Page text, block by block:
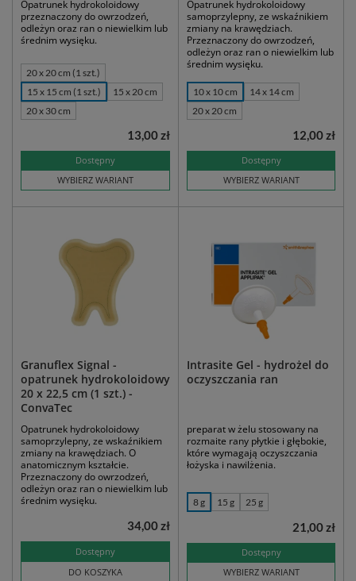
Opatrunek hydrokoloidowy
przeznaczony do owrzodzeń,
odleżyn oraz ran o niewielkim lub
średnim wysięku.
20 x 20 cm (1 szt.)
15 x 15 cm (1 szt.)
15 x 20 cm
20 x 30 cm
Dostępny
WYBIERZ WARIANT
13,00 zł
Opatrunek hydrokoloidowy
samoprzylepny, ze wskaźnikiem
zmiany na krawędziach.
Przeznaczony do owrzodzeń,
odleżyn oraz ran o niewielkim lub
średnim wysięku.
10 x 10 cm
14 x 14 cm
20 x 20 cm
Dostępny
WYBIERZ WARIANT
12,00 zł
Granuflex Signal -
opatrunek hydrokoloidowy
20 x 22,5 cm (1 szt.) -
ConvaTec
Opatrunek hydrokoloidowy
samoprzylepny, ze wskaźnikiem
zmiany na krawędziach. O
anatomicznym kształcie.
Przeznaczony do owrzodzeń,
odleżyn oraz ran o niewielkim lub
średnim wysięku.
Dostępny
DO KOSZYKA
34,00 zł
Intrasite Gel - hydrożel do
oczyszczania ran
preparat w żelu stosowany na
rozmaite rany płytkie i głębokie,
które wymagają oczyszczania
łożyska i nawilżenia.
8 g 15 g 25 g
Dostępny
WYBIERZ WARIANT
21,00 zł